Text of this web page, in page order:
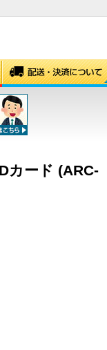
カード (ARC-